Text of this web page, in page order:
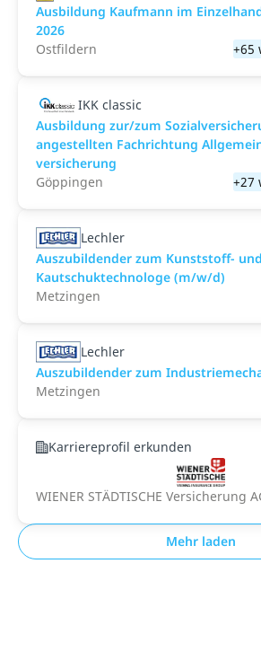
Ausbildung Kaufmann im
2026
Ostfildern
+65
IKK classic
Aus­bild­ung zur/zum
angestellten­ Fach­richtung
versicher­ung
Göppingen
+27
Lechler
Auszubildender zum Kunststoff- und
Kautschuktechnologe (m/w/d)
Metzingen
Lechler
Auszubildender zum
Metzingen
Karriereprofil erkunden
WIENER STÄDTISCHE Versicherung
Mehr laden